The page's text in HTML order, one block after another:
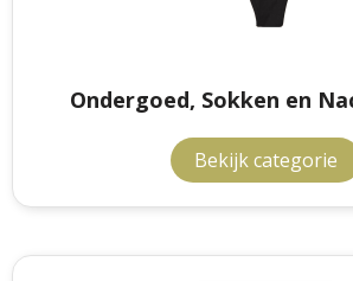
Ondergoed, Sokken en
Bekijk categorie